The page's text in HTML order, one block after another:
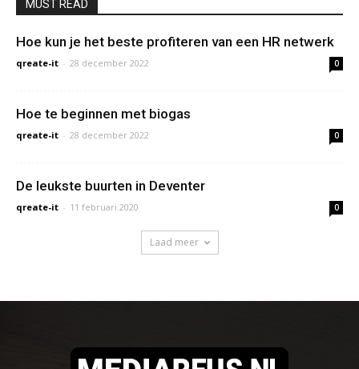
MUST READ
Hoe kun je het beste profiteren van een HR netwerk
qreate-it - 28 december 2022 0
Hoe te beginnen met biogas
qreate-it - 28 december 2022 0
De leukste buurten in Deventer
qreate-it - 11 februari 2020 0
Laad meer